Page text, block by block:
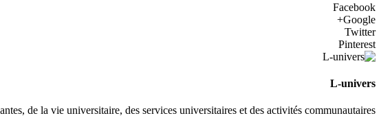
Facebook
Google+
Twitter
Pinterest
L-univers
de la vie universitaire, des services universitaires et des activités communautaires